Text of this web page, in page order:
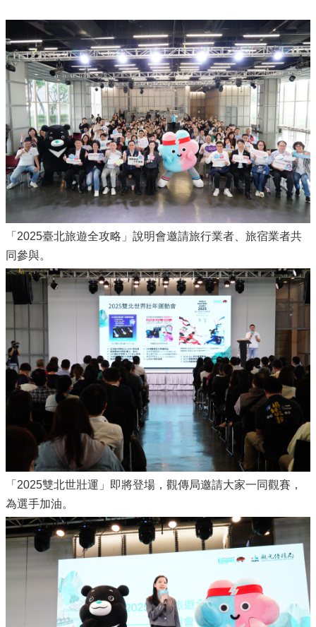
「2025臺北旅遊全攻略」說明會邀請旅行業者、旅宿業者共
同參與。
「2025雙北世壯運」即將登場，觀傳局邀請大家一同觀賽，
為選手加油。